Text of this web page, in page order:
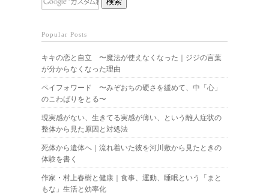
Popular Posts
キキの恋と自立 〜魔法が使えなくなった｜ジジの言葉
が分からなくなった理由
ペイフォワード 〜みぞおちの硬さを緩めて、中「心」
のこわばりをとる〜
現実感がない、生きてる実感が薄い、という離人症状の
整体から見た原因と対処法
死体から遺体へ｜流れ着いた彼を河川敷から見たときの
体験を書く
作家・村上春樹と健康｜食事、運動、睡眠という「まと
もな」生活と効率化